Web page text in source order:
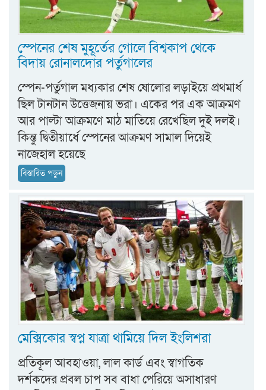
স্পেনের শেষ মুহূর্তের গোলে বিশ্বকাপ থেকে
বিদায় রোনালদোর পর্তুগালের
স্পেন-পর্তুগাল মধ্যকার শেষ ষোলোর লড়াইয়ে প্রথমার্ধ
ছিল টানটান উত্তেজনায় ভরা। একের পর এক আক্রমণ
আর পাল্টা আক্রমণে মাঠ মাতিয়ে রেখেছিল দুই দলই।
কিন্তু দ্বিতীয়ার্ধে স্পেনের আক্রমণ সামাল দিয়েই
নাজেহাল হয়েছে
বিস্তারিত পড়ুন
মেক্সিকোর স্বপ্ন যাত্রা থামিয়ে দিল ইংলিশরা
প্রতিকূল আবহাওয়া, লাল কার্ড এবং স্বাগতিক
দর্শকদের প্রবল চাপ সব বাধা পেরিয়ে অসাধারণ